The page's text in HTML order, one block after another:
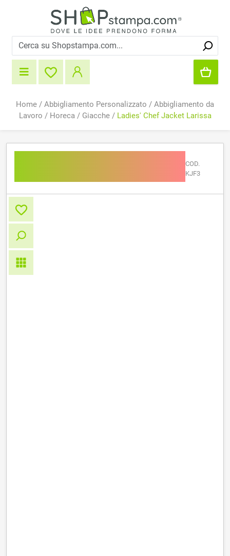
Home / Abbigliamento Personalizzato / Abbigliamento da
Lavoro / Horeca/ Giacche/ Ladies' Chef Jacket Larissa
COD.
KJF3